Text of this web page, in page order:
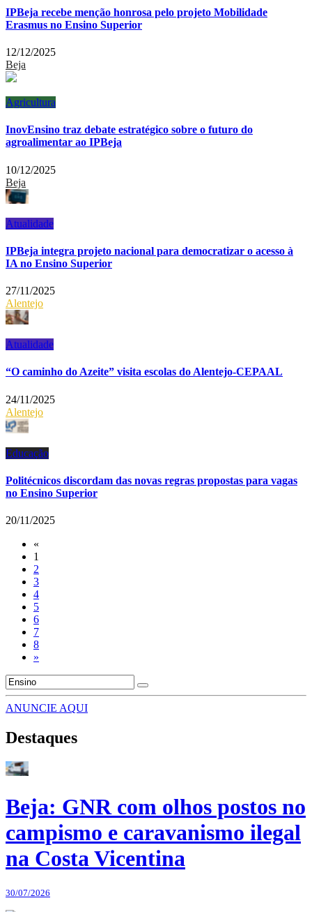
IPBeja recebe menção honrosa pelo projeto Mobilidade
Erasmus no Ensino Superior
12/12/2025
Beja
Agricultura
InovEnsino traz debate estratégico sobre o futuro do
agroalimentar ao IPBeja
10/12/2025
Beja
Atualidade
IPBeja integra projeto nacional para democratizar o acesso à
IA no Ensino Superior
27/11/2025
Alentejo
Atualidade
“O caminho do Azeite” visita escolas do Alentejo-CEPAAL
24/11/2025
Alentejo
Educação
Politécnicos discordam das novas regras propostas para vagas
no Ensino Superior
20/11/2025
«
1
2
3
4
5
6
7
8
»
ANUNCIE AQUI
Destaques
Beja: GNR com olhos postos no
campismo e caravanismo ilegal
na Costa Vicentina
30/07/2026